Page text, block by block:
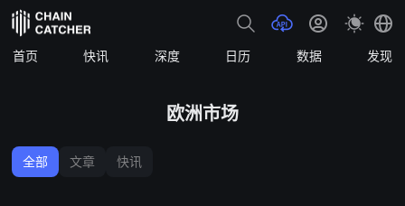
首页 快讯 深度 日历 数据 发现
欧洲市场
全部 文章 快讯